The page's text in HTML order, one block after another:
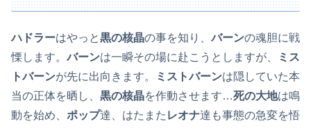
ハドラーはやっと黒の核晶の事を知り、バーンの魂胆に戦
慄します。バーンは一瞬その場に赴こうとしますが、
ミス
トバーンが先に出向きます。 ミストバーンは隠していた本
当の正体を晒し、 黒の核晶を作動させます…死の大地は鳴
動を始め、 ポップ達、はたまた レオナ達も事態の急変を悟